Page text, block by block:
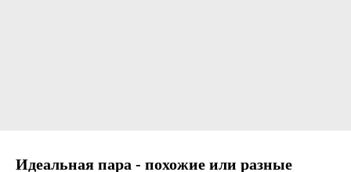
Идеальная пара - похожие или разные